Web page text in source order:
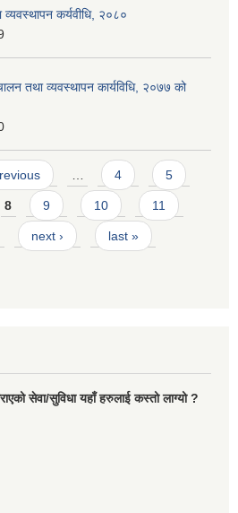
व्यवस्थापन कर्यवीधि, २०८०
तथा व्यवस्थापन कार्यविधि, २०७७ को
… 4 5
8 9 10 11
next › last »
सेवा/सुविधा यहाँ हरुलाई कस्तो लाग्यो ?